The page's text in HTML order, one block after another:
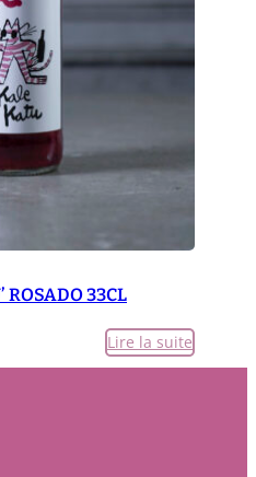
ROSADO 33CL
Lire la suite